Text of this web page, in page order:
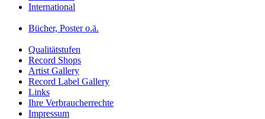
International
Bücher, Poster o.ä.
Qualitätstufen
Record Shops
Artist Gallery
Record Label Gallery
Links
Ihre Verbraucherrechte
Impressum